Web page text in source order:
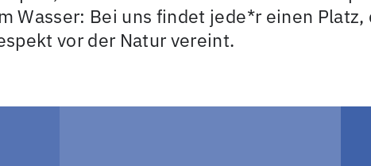
Wasser: Bei uns findet jede*r einen Platz,
vor der Natur vereint.